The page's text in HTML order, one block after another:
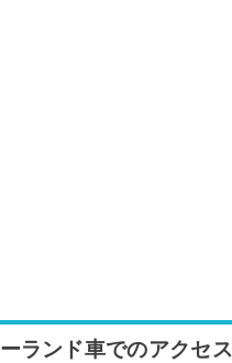
ランド車でのアクセス